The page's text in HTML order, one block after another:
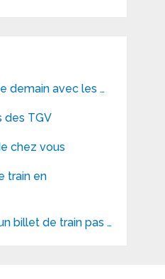
demain avec les …
des TGV
chez vous
train en
billet de train pas …